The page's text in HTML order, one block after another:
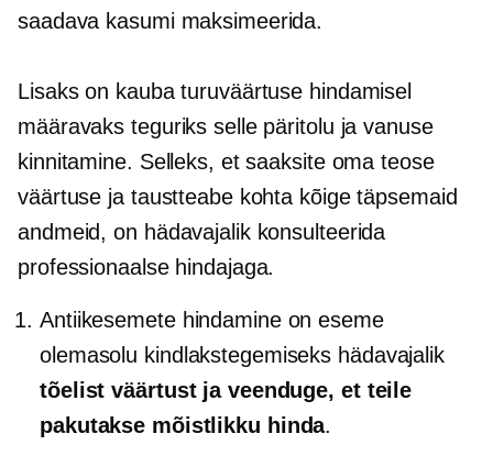
saadava kasumi maksimeerida.
Lisaks on kauba turuväärtuse hindamisel
määravaks teguriks selle päritolu ja vanuse
kinnitamine. Selleks, et saaksite oma teose
väärtuse ja taustteabe kohta kõige täpsemaid
andmeid, on hädavajalik konsulteerida
professionaalse hindajaga.
Antiikesemete hindamine on eseme
olemasolu kindlakstegemiseks hädavajalik
tõelist väärtust ja veenduge, et teile
pakutakse mõistlikku hinda.